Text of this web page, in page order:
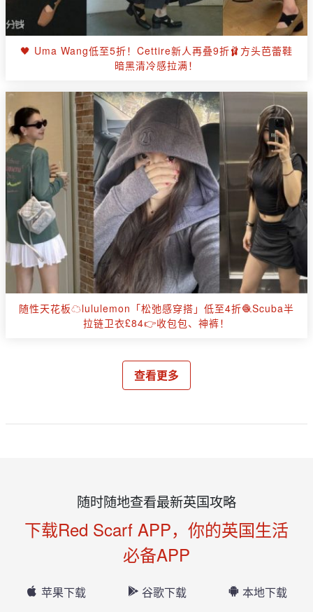
🖤 Uma Wang低至5折！Cettire新人再叠9折🩰方头芭蕾鞋
暗黑清冷感拉满！
随性天花板☁️lululemon「松弛感穿搭」低至4折🧶Scuba半
拉链卫衣£84👉收包包、神裤！
查看更多
随时随地查看最新英国攻略
下载Red Scarf APP，你的英国生活
必备APP
苹果下载 谷歌下载 本地下载